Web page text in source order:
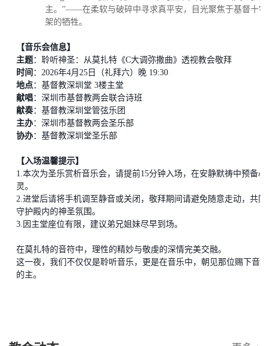
主。 ”——在柔软与破碎中寻求真平安，目光聚焦于基督十字
架的牺牲。
【音乐会信息】
主题：聆听神圣：从莫扎特《C大调弥撒曲》透视教会敬拜
时间 ： 2026年4月25日（礼拜六）晚 19:30
地点：基督教深圳堂 3楼主堂
献唱：深圳市基督教两会联合诗班
献奏：基督教深圳堂管弦乐团
主办：深圳市基督教两会圣乐部
协办：基督教深圳堂圣乐部
【入场温馨提示】
1.本次为圣乐赏析音乐会，请提前15分钟入场，在安静默祷中预备心
灵。
2.进堂后请将手机调至静音或关闭，敬拜期间请避免随意走动，共同
守护殿内的神圣氛围。
3. 因主堂座位有限，建议弟兄姐妹尽早到场。
在莫扎特的音符中，理性的精妙与敬虔的深情完美交融。
这一夜，我们不仅仅是聆听音乐，更是在音乐中，朝见那位赐下音乐
的主。